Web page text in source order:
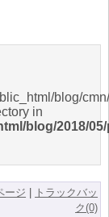
blog/
in
blog/2018/
ージ
トラックバッ
ク(0)